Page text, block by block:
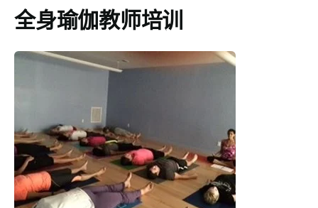
全身瑜伽教师培训